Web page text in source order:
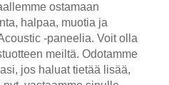
ostamaan
halpaa, muotia ja
-paneelia. Voit olla
meiltä. Odotamme
jos haluat tietää lisää,